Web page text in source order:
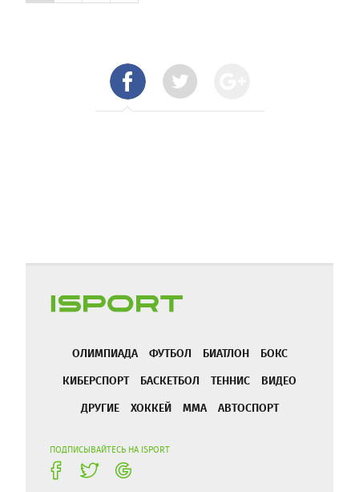
ОЛИМПИАДА ФУТБОЛ БИАТЛОН
БОКС
КИБЕРСПОРТ
БАСКЕТБОЛ ТЕННИС
ВИДЕО
ДРУГИЕ
ХОККЕЙ ММА АВТОСПОРТ
ПОДПИСЫВАЙТЕСЬ НА ISPORT